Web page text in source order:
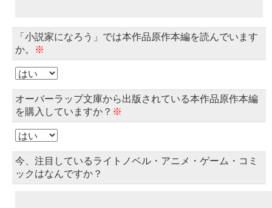
「小説家になろう」では本作品原作本編を読んでいます
か。
※
オーバーラップ文庫から出版されている本作品原作本編
を購入していますか？ ※
今、注目しているライトノベル・アニメ・ゲーム・コミ
ックはなんですか？